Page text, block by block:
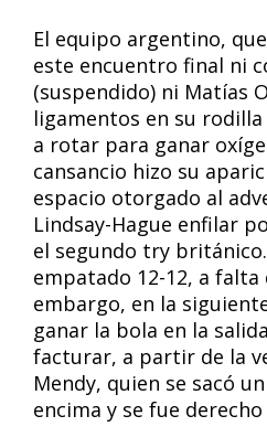
El equipo argentino,
este encuentro final ni
(suspendido) ni Matías
ligamentos en su
a rotar para ganar
cansancio hizo su
espacio otorgado al
Lindsay-Hague enfilar
el segundo try
empatado 12-12, a falta
embargo, en la
ganar la bola en la
facturar, a partir de la
Mendy, quien se sacó
encima y se fue